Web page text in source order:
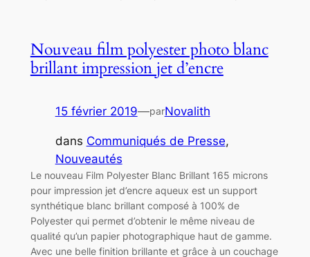
Nouveau film polyester photo blanc
brillant impression jet d’encre
15 février 2019—parNovalith
dans Communiqués de Presse
Nouveautés
Le nouveau Film Polyester Blanc Brillant 165 microns
pour impression jet d’encre aqueux est un support
synthétique blanc brillant composé à 100% de
Polyester qui permet d’obtenir le même niveau de
qualité qu’un papier photographique haut de gamme.
Avec une belle finition brillante et grâce à un couchage